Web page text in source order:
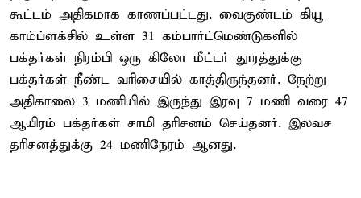
கூட்டம் அதிகமாக காணப்பட்டது. வைகுண்டம் கியூ
காம்ப்ளக்சில் உள்ள 31 கம்பார்ட்மெண்டுகளில்
பக்தர்கள் நிரம்பி ஒரு கிலோ மீட்டர் தூரத்துக்கு
பக்தர்கள் நீண்ட வரிசையில் காத்திருந்தனர். நேற்று
அதிகாலை 3 மணியில் இருந்து இரவு 7 மணி வரை 47
ஆயிரம் பக்தர்கள் சாமி தரிசனம் செய்தனர். இலவச
தரிசனத்துக்கு 24 மணிநேரம் ஆனது.